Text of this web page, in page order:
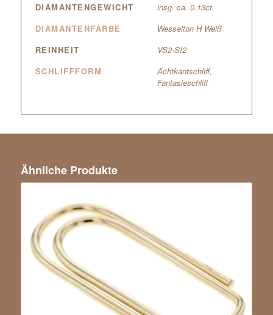
DIAMANTENGEWICHT
insg. ca. 0.13ct.
DIAMANTENFARBE
Wesselton H Weiß
REINHEIT
VS2-SI2
SCHLIFFFORM
Achtkantschliff,
Fantasieschliff
Ähnliche Produkte